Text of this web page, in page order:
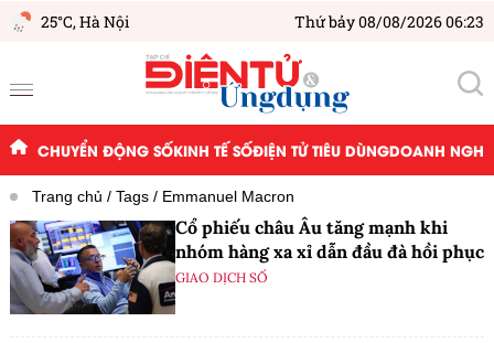
25°C,Hà Nội Thứ bảy 08/08/2026 06:23
CHUYỂN ĐỘNG SỐKINH TẾ SỐĐIỆN TỬ TIÊU DÙNGDOANH
Trang chủ Tags Emmanuel Macron
Cổ phiếu châu Âu tăng mạnh khi
nhóm hàng xa xỉ dẫn đầu đà hồi phục
GIAO DỊCH SỐ